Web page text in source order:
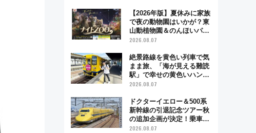
【2026年版】夏休みに家族
で夜の動物園はいかが？東
山動植物園＆のんほいパー
ク「ナイトZOO」開催情報
2026.08.07
絶景路線を黄色い列車で気
まま旅、「海が見える難読
駅」で幸せの黄色いハンカ
チに願いを 「新・鉄道ひ
「島原鉄道」
2026.08.07
ドクターイエロー＆500系
新幹線の引退記念ツアー秋
の追加企画が決定！乗車体
験やグッズ・ホテル情報ま
2026.08.07